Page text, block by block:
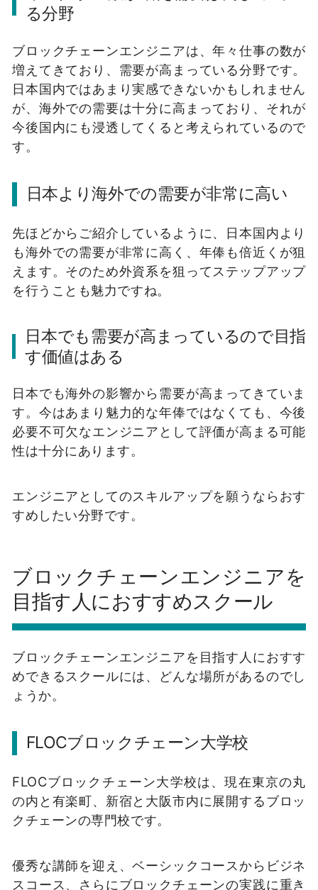
る分野
ブロックチェーンエンジニアは、年々仕事の数が
増えてきており、需要が高まっている分野です。
日本国内ではあまり実感できないかもしれません
が、海外での需要は十分に高まっており、それが
今後国内にも浸透してくると考えられているので
す。
日本より海外での需要が非常に高い
先ほどからご紹介しているように、日本国内より
も海外での需要が非常に高く、年俸も倍近くが狙
えます。そのため外資系を狙ってステップアップ
を行うことも魅力ですね。
日本でも需要が高まっているので目指
す価値はある
日本でも海外の影響から需要が高まってきていま
す。 今はあまり魅力的な年俸ではなくても、今後
必要不可欠なエンジニアとして評価が高まる可能
性は十分にあります。
エンジニアとしてのスキルアップを願うならおす
すめしたい分野です。
ブロックチェーンエンジニアを
目指す人におすすめスクール
ブロックチェーンエンジニアを目指す人におすす
めできるスクールには、どんな場所があるのでし
ょうか。
FLOCブロックチェーン大学校
FLOCブロックチェーン大学校は、現在東京の丸
の内と有楽町、新宿と大阪市内に展開するブロッ
クチェーンの専門校です。
優秀な講師を迎え、ベーシックコースからビジネ
スコース、さらにブロックチェーンの実践に重き